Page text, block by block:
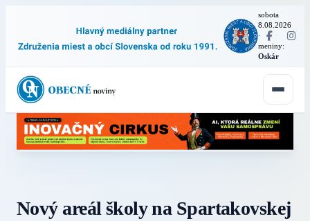
sobota
8.08.2026
·
meniny:
Oskár
Nový areál školy na Spartakovskej